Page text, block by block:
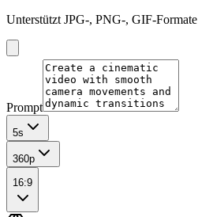
Unterstützt JPG-, PNG-, GIF-Formate
Prompt
5s
360p
16:9